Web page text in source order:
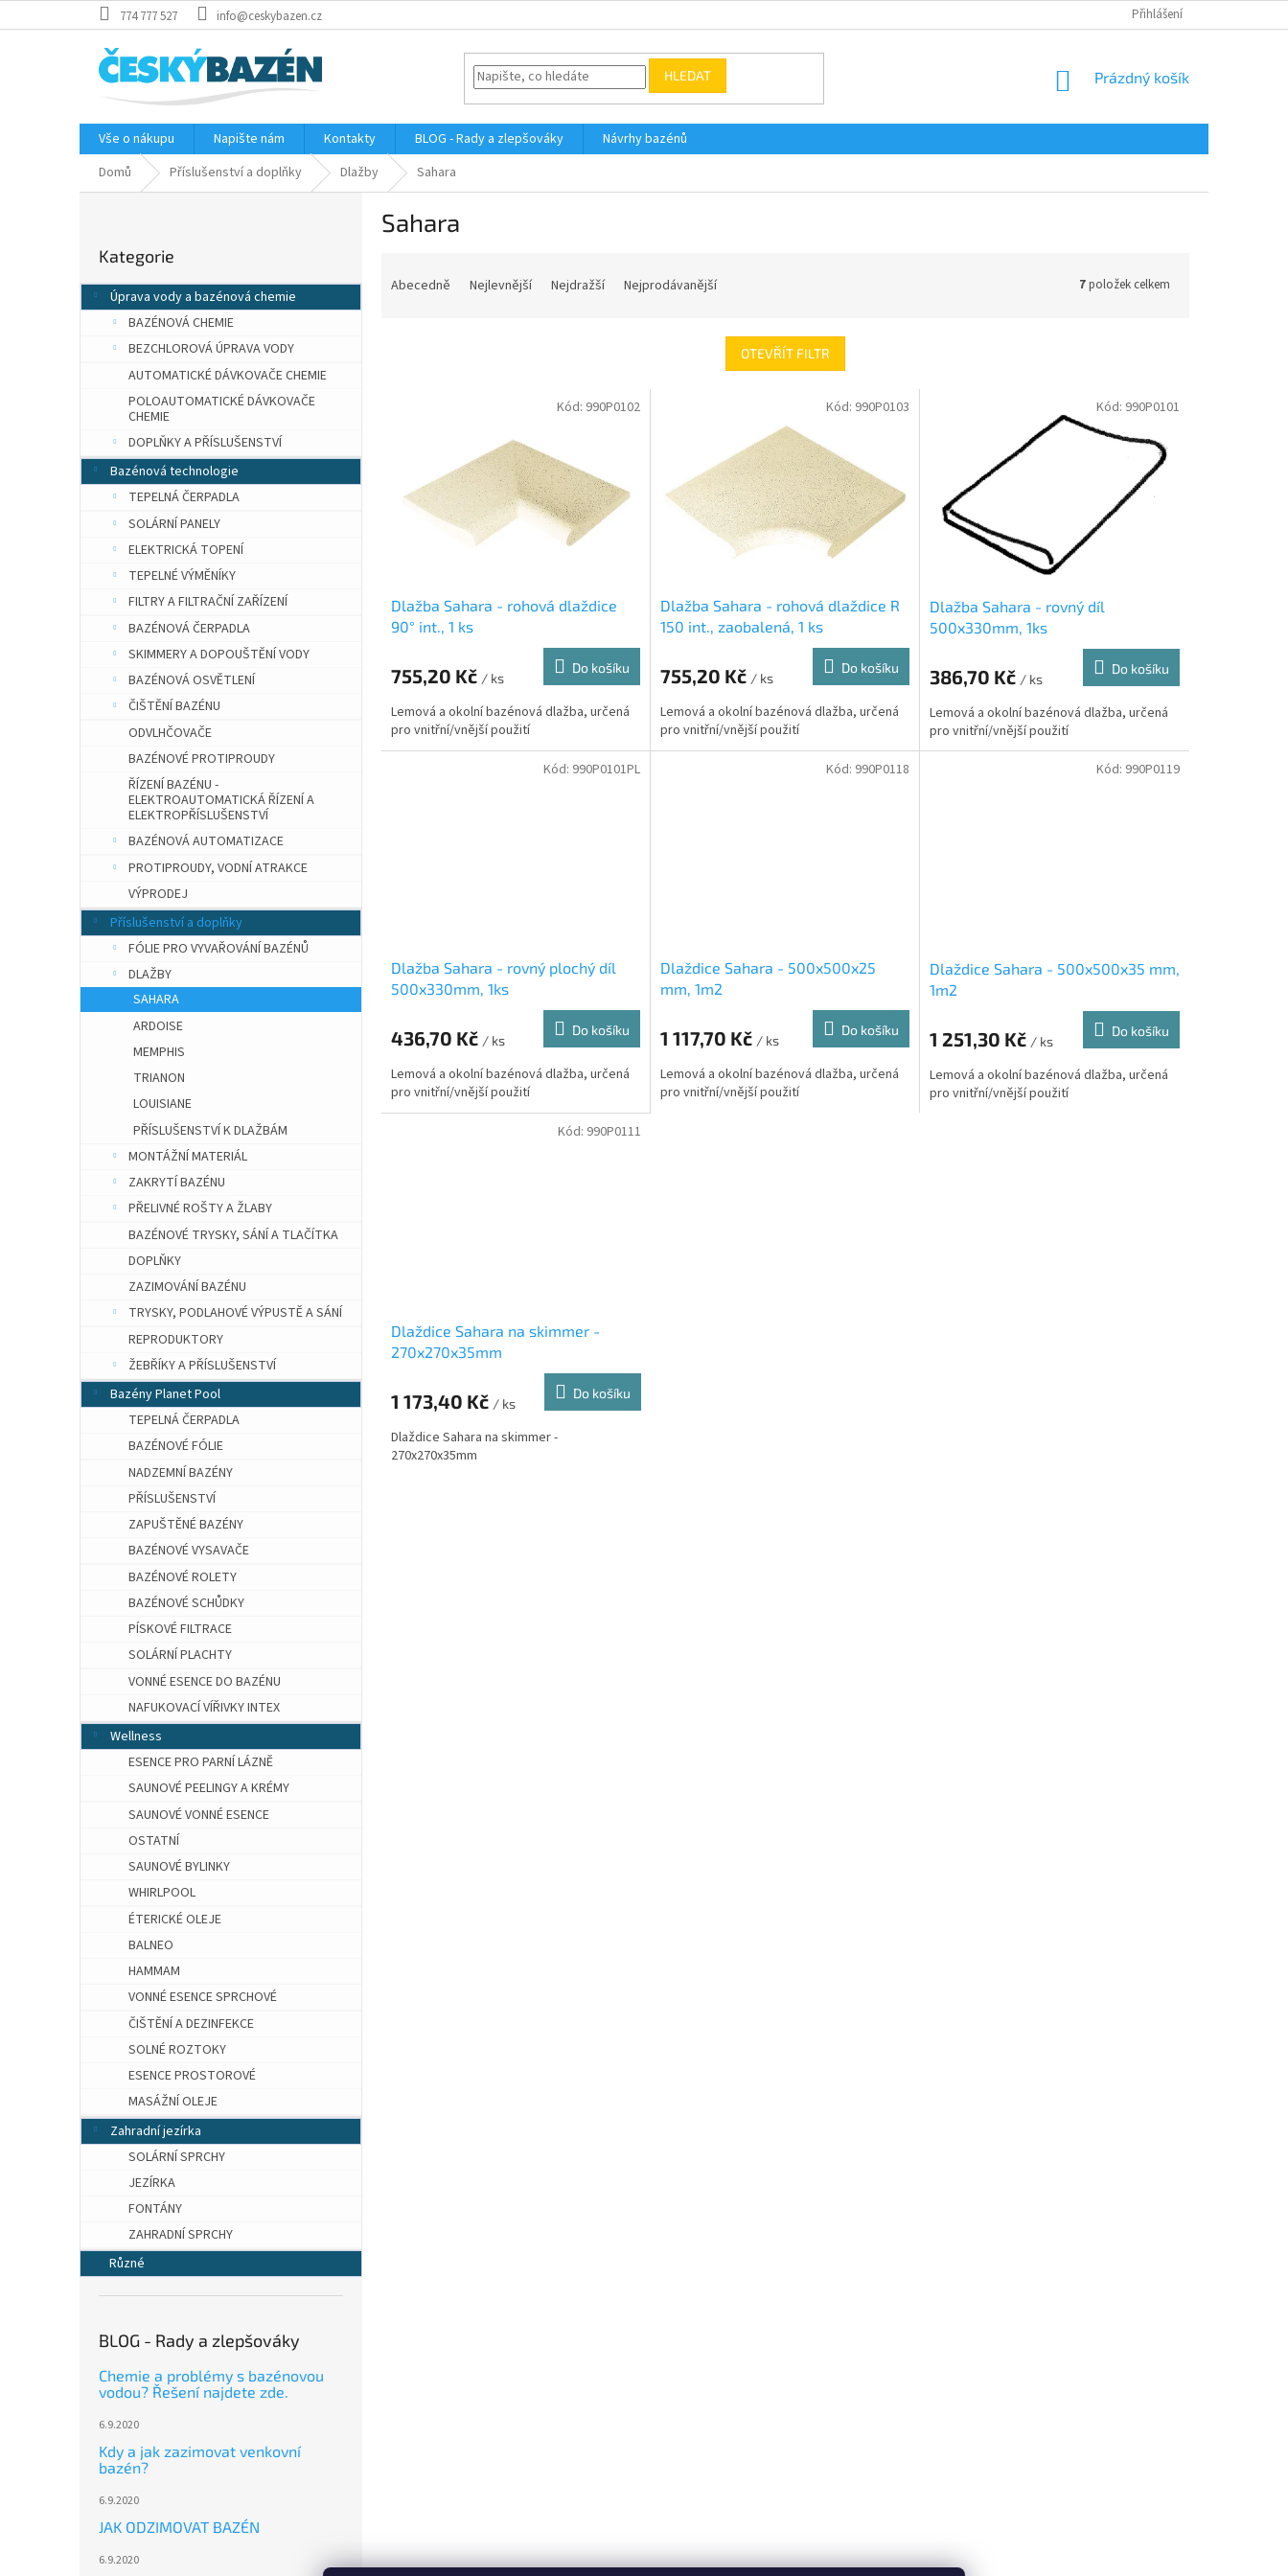
na
774 777 527 info@ceskybazen.cz Přihlášení
HLEDAT
NÁKUPNÍ
Prázdný košík
Vše o nákupu Napište nám Kontakty BLOG - Rady a zlepšováky
Návrhy bazénů
Domů
Příslušenství a doplňky Dlažby Sahara
r
a
e
kategorie
Kategorie
Úprava vody a bazénová chemie
BAZÉNOVÁ CHEMIE
BEZCHLOROVÁ ÚPRAVA VODY
AUTOMATICKÉ DÁVKOVAČE CHEMIE
POLOAUTOMATICKÉ DÁVKOVAČE
CHEMIE
DOPLŇKY A PŘÍSLUŠENSTVÍ
Bazénová technologie
TEPELNÁ ČERPADLA
SOLÁRNÍ PANELY
ELEKTRICKÁ TOPENÍ
TEPELNÉ VÝMĚNÍKY
FILTRY A FILTRAČNÍ ZAŘÍZENÍ
BAZÉNOVÁ ČERPADLA
SKIMMERY A DOPOUŠTĚNÍ VODY
BAZÉNOVÁ OSVĚTLENÍ
ČIŠTĚNÍ BAZÉNU
ODVLHČOVAČE
BAZÉNOVÉ PROTIPROUDY
ŘÍZENÍ BAZÉNU -
ELEKTROAUTOMATICKÁ ŘÍZENÍ A
ELEKTROPŘÍSLUŠENSTVÍ
BAZÉNOVÁ AUTOMATIZACE
PROTIPROUDY, VODNÍ ATRAKCE
VÝPRODEJ
Příslušenství a doplňky
FÓLIE PRO VYVAŘOVÁNÍ BAZÉNŮ
DLAŽBY
SAHARA
ARDOISE
MEMPHIS
TRIANON
LOUISIANE
PŘÍSLUŠENSTVÍ K DLAŽBÁM
MONTÁŽNÍ MATERIÁL
ZAKRYTÍ BAZÉNU
PŘELIVNÉ ROŠTY A ŽLABY
BAZÉNOVÉ TRYSKY, SÁNÍ A TLAČÍTKA
DOPLŇKY
ZAZIMOVÁNÍ BAZÉNU
TRYSKY, PODLAHOVÉ VÝPUSTĚ A SÁNÍ
REPRODUKTORY
ŽEBŘÍKY A PŘÍSLUŠENSTVÍ
Bazény Planet Pool
TEPELNÁ ČERPADLA
BAZÉNOVÉ FÓLIE
NADZEMNÍ BAZÉNY
PŘÍSLUŠENSTVÍ
ZAPUŠTĚNÉ BAZÉNY
BAZÉNOVÉ VYSAVAČE
BAZÉNOVÉ ROLETY
BAZÉNOVÉ SCHŮDKY
PÍSKOVÉ FILTRACE
SOLÁRNÍ PLACHTY
VONNÉ ESENCE DO BAZÉNU
NAFUKOVACÍ VÍŘIVKY INTEX
Wellness
ESENCE PRO PARNÍ LÁZNĚ
SAUNOVÉ PEELINGY A KRÉMY
SAUNOVÉ VONNÉ ESENCE
OSTATNÍ
SAUNOVÉ BYLINKY
WHIRLPOOL
ÉTERICKÉ OLEJE
BALNEO
HAMMAM
VONNÉ ESENCE SPRCHOVÉ
ČIŠTĚNÍ A DEZINFEKCE
SOLNÉ ROZTOKY
ESENCE PROSTOROVÉ
MASÁŽNÍ OLEJE
Zahradní jezírka
SOLÁRNÍ SPRCHY
JEZÍRKA
FONTÁNY
ZAHRADNÍ SPRCHY
Různé
BLOG - Rady a zlepšováky
Chemie a problémy s bazénovou
vodou? Řešení najdete zde.
6.9.2020
Kdy a jak zazimovat venkovní
bazén?
6.9.2020
JAK ODZIMOVAT BAZÉN
6.9.2020
Sahara
Abecedně Nejlevnější Nejdražší Nejprodávanější 7položek celkem
OTEVŘÍT FILTR
Dlažba Sahara - rohová dlaždice
90° int., 1 ks
755,20 Kč / ks
Do košíku
Lemová a okolní bazénová dlažba, určená
pro vnitřní/vnější použití
Kód: 990P0102
Dlažba Sahara - rohová dlaždice R
150 int., zaobalená, 1 ks
755,20 Kč / ks
Do košíku
Lemová a okolní bazénová dlažba, určená
pro vnitřní/vnější použití
Kód: 990P0103
Dlažba Sahara - rovný díl
500x330mm, 1ks
386,70 Kč / ks
Do košíku
Lemová a okolní bazénová dlažba, určená
pro vnitřní/vnější použití
Kód: 990P0101
Dlažba Sahara - rovný plochý díl
500x330mm, 1ks
436,70 Kč / ks
Do košíku
Lemová a okolní bazénová dlažba, určená
pro vnitřní/vnější použití
Kód: 990P0101PL
Dlaždice Sahara - 500x500x25
mm, 1m2
1 117,70 Kč / ks
Do košíku
Lemová a okolní bazénová dlažba, určená
pro vnitřní/vnější použití
Kód: 990P0118
Dlaždice Sahara - 500x500x35 mm,
1m2
1 251,30 Kč / ks
Do košíku
Lemová a okolní bazénová dlažba, určená
pro vnitřní/vnější použití
Kód: 990P0119
Dlaždice Sahara na skimmer -
270x270x35mm
1 173,40 Kč / ks
Do košíku
Dlaždice Sahara na skimmer -
270x270x35mm
Kód: 990P0111